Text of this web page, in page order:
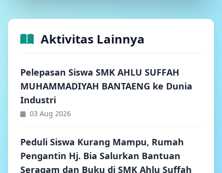
Aktivitas Lainnya
Pelepasan Siswa SMK AHLU SUFFAH
MUHAMMADIYAH BANTAENG ke Dunia
Industri
03 Aug 2026
Peduli Siswa Kurang Mampu, Rumah
Pengantin Hj. Bia Salurkan Bantuan
Seragam dan Buku di SMK Ahlu Suffah